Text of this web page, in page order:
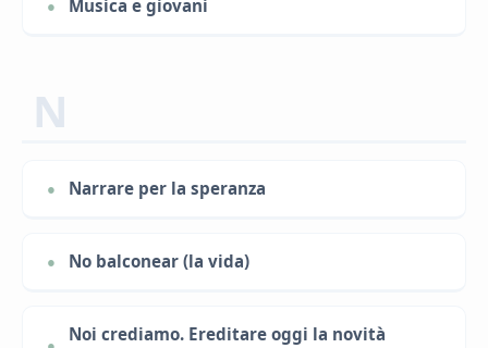
Musica e giovani
N
Narrare per la speranza
No balconear (la vida)
Noi crediamo. Ereditare oggi la novità